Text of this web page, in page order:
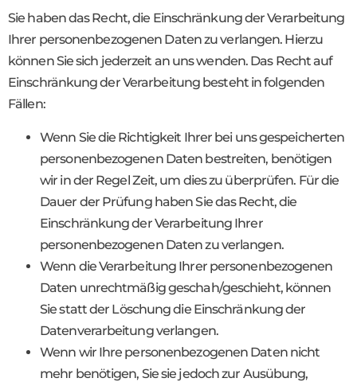
Sie haben das Recht, die Einschränkung der Verarbeitung
Ihrer personenbezogenen Daten zu verlangen. Hierzu
können Sie sich jederzeit an uns wenden. Das Recht auf
Einschränkung der Verarbeitung besteht in folgenden
Fällen:
Wenn Sie die Richtigkeit Ihrer bei uns gespeicherten
personenbezogenen Daten bestreiten, benötigen
wir in der Regel Zeit, um dies zu überprüfen. Für die
Dauer der Prüfung haben Sie das Recht, die
Einschränkung der Verarbeitung Ihrer
personenbezogenen Daten zu verlangen.
Wenn die Verarbeitung Ihrer personenbezogenen
Daten unrechtmäßig geschah/geschieht, können
Sie statt der Löschung die Einschränkung der
Datenverarbeitung verlangen.
Wenn wir Ihre personenbezogenen Daten nicht
mehr benötigen, Sie sie jedoch zur Ausübung,